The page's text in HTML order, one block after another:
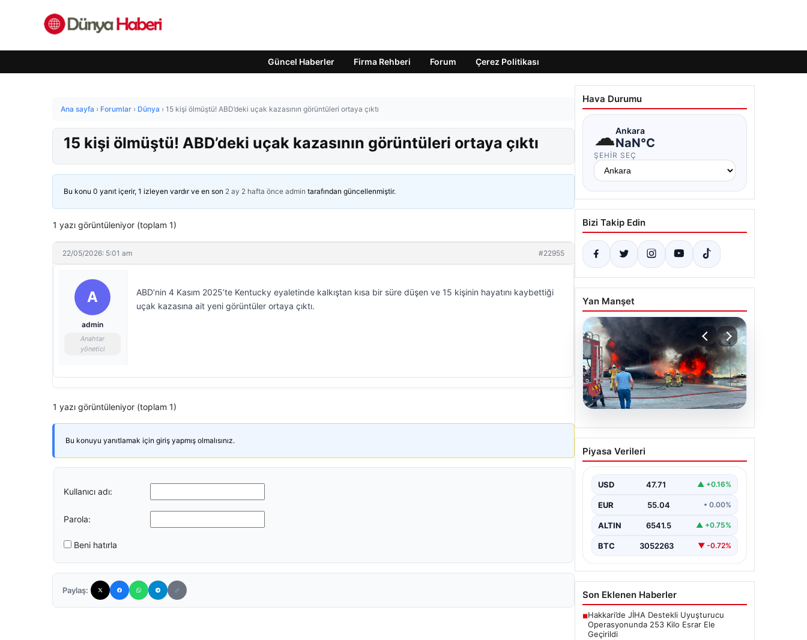
Güncel Haberler Firma Rehberi Forum Çerez Politikası
Ana sayfa › Forumlar › Dünya › 15 kişi ölmüştü! ABD’deki uçak kazasının görüntüleri ortaya çıktı
15 kişi ölmüştü! ABD’deki uçak kazasının görüntüleri ortaya çıktı
Bu konu 0 yanıt içerir, 1 izleyen vardır ve en son 2 ay 2 hafta önce admin tarafından güncellenmiştir.
1 yazı görüntüleniyor (toplam 1)
22/05/2026: 5:01 am #22955
A
admin
Anahtar
yönetici
ABD’nin 4 Kasım 2025’te Kentucky eyaletinde kalkıştan kısa bir süre düşen ve 15 kişinin hayatını kaybettiği
uçak kazasına ait yeni görüntüler ortaya çıktı.
1 yazı görüntüleniyor (toplam 1)
Bu konuyu yanıtlamak için giriş yapmış olmalısınız.
Kullanıcı adı:
Parola:
Beni hatırla
Paylaş:
Hava Durumu
☁Ankara
NaN°C
ŞEHIR SEÇ
Bizi Takip Edin
Yan Manşet
Dumanlar ilçeyi kapladı:
Bursa’da tamirhanede
Piyasa Verileri
USD 47.71 ▲ +0.16%
EUR 55.04 • 0.00%
ALTIN 6541.5 ▲ +0.75%
BTC 3052263 ▼ -0.72%
Son Eklenen Haberler
■Hakkari’de JİHA Destekli Uyuşturucu
Operasyonunda 253 Kilo Esrar Ele
Geçirildi